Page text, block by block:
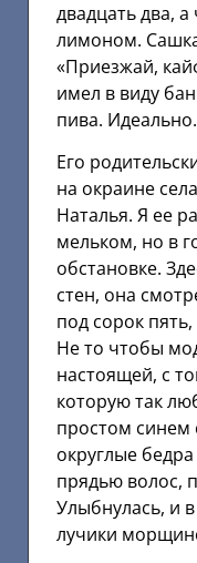
двадцать два,
лимоном.
«Приезжай,
имел в виду
пива. Идеально.
Его
на окраине
Наталья. Я ее
мельком, но в
обстановке.
стен, она
под сорок
Не то чтобы
настоящей, с
которую так
простом
округлые
прядью волос,
Улыбнулась, и в
лучики